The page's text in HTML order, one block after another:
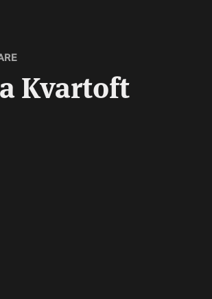
Kvartoft